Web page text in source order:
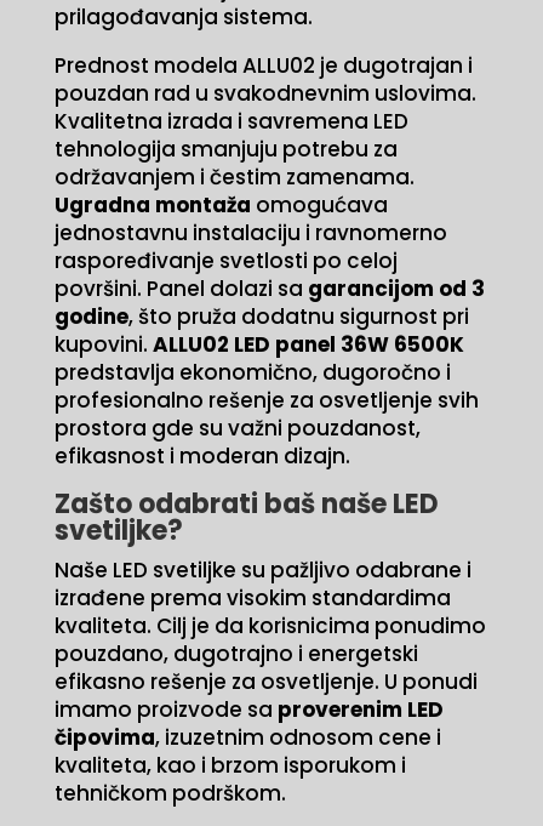
prilagođavanja sistema.
Prednost modela ALLU02 je dugotrajan i
pouzdan rad u svakodnevnim uslovima.
Kvalitetna izrada i savremena LED
tehnologija smanjuju potrebu za
održavanjem i čestim zamenama.
Ugradna montaža omogućava
jednostavnu instalaciju i ravnomerno
raspoređivanje svetlosti po celoj
površini. Panel dolazi sa garancijom od 3
godine, što pruža dodatnu sigurnost pri
kupovini. ALLU02 LED panel 36W 6500K
predstavlja ekonomično, dugoročno i
profesionalno rešenje za osvetljenje svih
prostora gde su važni pouzdanost,
efikasnost i moderan dizajn.
Zašto odabrati baš naše LED
svetiljke?
Naše LED svetiljke su pažljivo odabrane i
izrađene prema visokim standardima
kvaliteta. Cilj je da korisnicima ponudimo
pouzdano, dugotrajno i energetski
efikasno rešenje za osvetljenje. U ponudi
imamo proizvode sa proverenim LED
čipovima, izuzetnim odnosom cene i
kvaliteta, kao i brzom isporukom i
tehničkom podrškom.